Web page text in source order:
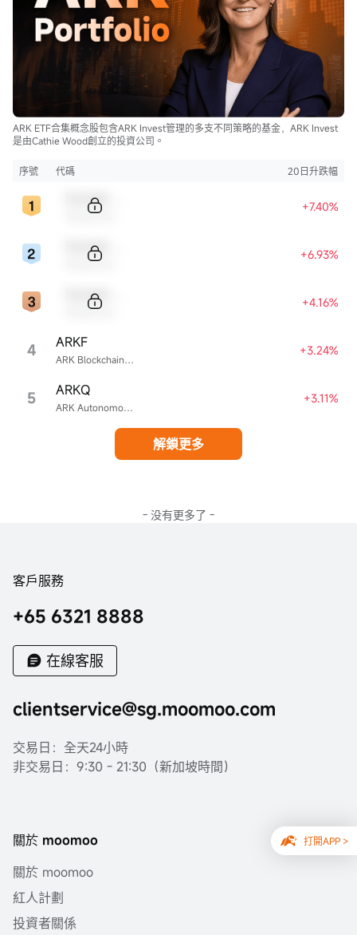
打開APP >
ARK ETF合集概念股包含ARK Invest管理的多支不同策略的基金，ARK Invest
是由Cathie Wood創立的投資公司。
序號 代碼 20日升跌幅
+7.40%
+6.93%
+4.16%
4 ARK Blockchain & Fintech Innovation ETF
ARKF +3.24%
5 ARK Autonomous Technology & Robotics ETF
ARKQ +3.11%
解鎖更多
- 没有更多了 -
客戶服務
+65 6321 8888
在線客服
clientservice@sg.moomoo.com
交易日：全天24小時
非交易日：9:30 - 21:30（新加坡時間）
關於 moomoo
關於 moomoo
紅人計劃
投資者關係